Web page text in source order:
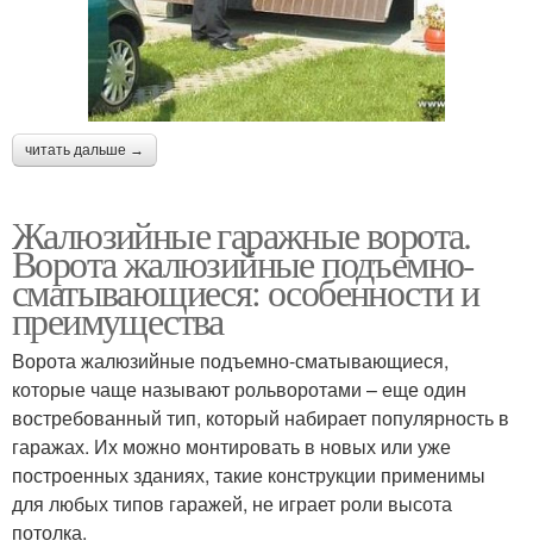
читать дальше →
Жалюзийные гаражные ворота.
Ворота жалюзийные подъемно-
сматывающиеся: особенности и
преимущества
Ворота жалюзийные подъемно-сматывающиеся,
которые чаще называют рольворотами – еще один
востребованный тип, который набирает популярность в
гаражах. Их можно монтировать в новых или уже
построенных зданиях, такие конструкции применимы
для любых типов гаражей, не играет роли высота
потолка.